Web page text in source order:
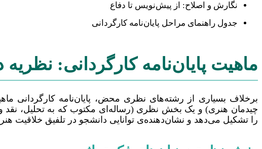
نگارش و اصلاح: از پیش‌نویس تا دفاع
جدول راهنمای مراحل پایان‌نامه کارگردانی
ماهیت پایان‌نامه کارگردانی: نظریه
برخلاف بسیاری از رشته‌های نظری محض، پایان‌نامه کارگردانی
چیدمان هنری) و یک بخش نظری (رساله‌ای مکتوب که به تحلیل، نقد
را تشکیل می‌دهد و نشان‌دهنده‌ی توانایی دانشجو در تلفیق خلاقیت